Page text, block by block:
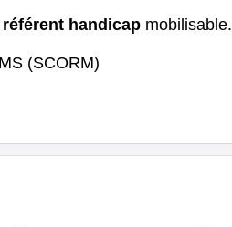
référent handicap mobilisable.
(SCORM)